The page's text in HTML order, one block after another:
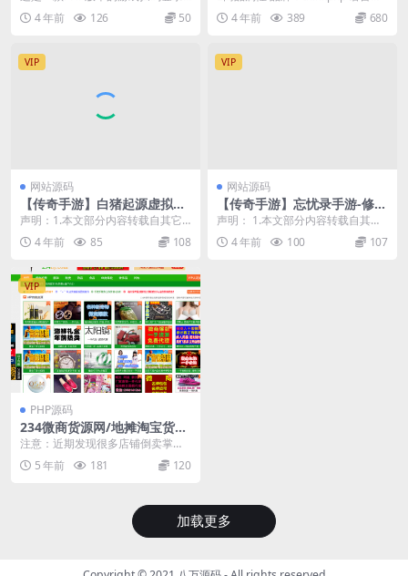
器，里面支持一百多种热门游戏登
录,比如王者荣耀,...
4 年前 126 50
+红包带音视频聊天APP
HP 数据库：Mysql 移动端：W...
4 年前 389 680
VIP
网站源码
【传奇手游】白猪起源虚拟冰
雪-文字教程-架设教程-安卓端
声明：1.本文部分内容转载自其它
媒体，但并不代表本站赞同其观点
和对其真实性负责。...
4 年前 85 108
VIP
网站源码
【传奇手游】忘忧录手游-修复
版-未改动版-架设教程
声明： 1.本文部分内容转载自其它
媒体，但并不代表本站赞同其观点
和对其真实性负责...
4 年前 100 107
VIP
PHP源码
234微商货源网/地摊淘宝货源
源码完整大客户运营版+全新
页面美工设计+二次功能开发
注意：近期发现很多店铺倒卖掌柜
的原创源码，而且高价！！如果亲
们发现上当了，赶紧退...
5 年前 181 120
加载更多